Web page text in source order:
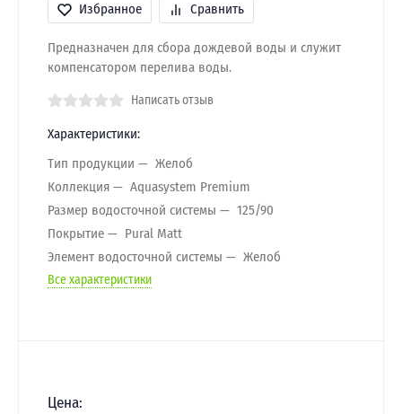
Избранное Сравнить
Предназначен для сбора дождевой воды и служит
компенсатором перелива воды.
Написать отзыв
Характеристики:
Тип продукции
Желоб
Коллекция
Aquasystem Premium
Размер водосточной системы
125/90
Покрытие
Pural Matt
Элемент водосточной системы
Желоб
Все характеристики
Цена: